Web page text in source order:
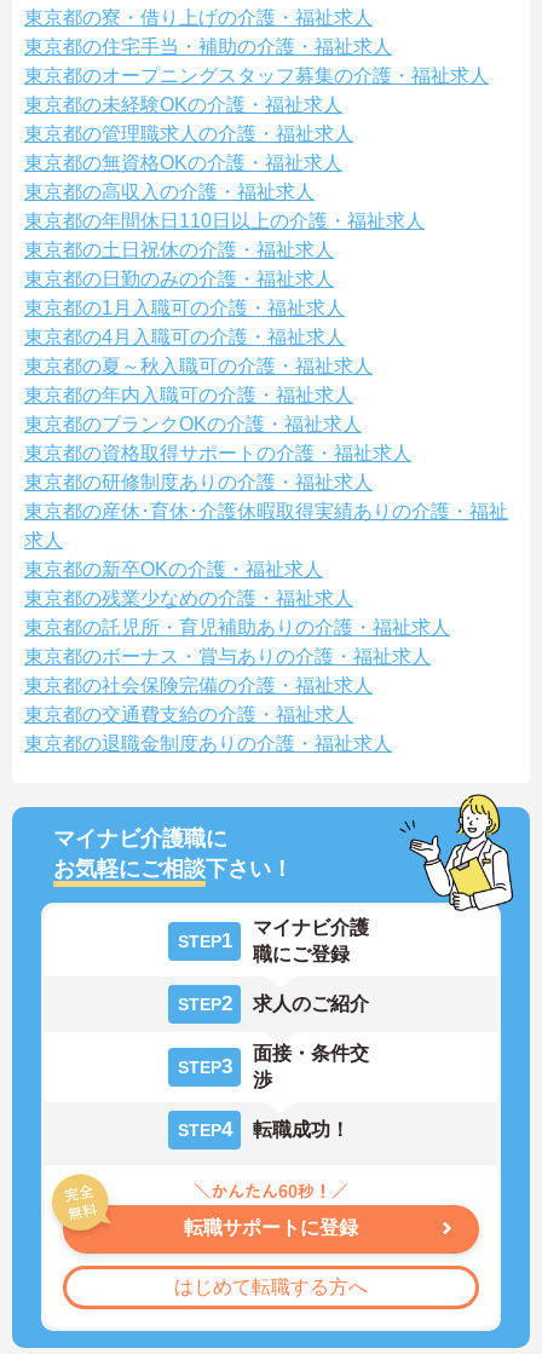
東京都の寮・借り上げの介護・福祉求人
東京都の住宅手当・補助の介護・福祉求人
東京都のオープニングスタッフ募集の介護・福祉求人
東京都の未経験OKの介護・福祉求人
東京都の管理職求人の介護・福祉求人
東京都の無資格OKの介護・福祉求人
東京都の高収入の介護・福祉求人
東京都の年間休日110日以上の介護・福祉求人
東京都の土日祝休の介護・福祉求人
東京都の日勤のみの介護・福祉求人
東京都の1月入職可の介護・福祉求人
東京都の4月入職可の介護・福祉求人
東京都の夏～秋入職可の介護・福祉求人
東京都の年内入職可の介護・福祉求人
東京都のブランクOKの介護・福祉求人
東京都の資格取得サポートの介護・福祉求人
東京都の研修制度ありの介護・福祉求人
東京都の産休･育休･介護休暇取得実績ありの介護・福祉
求人
東京都の新卒OKの介護・福祉求人
東京都の残業少なめの介護・福祉求人
東京都の託児所・育児補助ありの介護・福祉求人
東京都のボーナス・賞与ありの介護・福祉求人
東京都の社会保険完備の介護・福祉求人
東京都の交通費支給の介護・福祉求人
東京都の退職金制度ありの介護・福祉求人
マイナビ介護職に
お気軽にご相談下さい！
STEP1
マイナビ介護
職にご登録
STEP2 求人のご紹介
STEP3
面接・条件交
渉
STEP4 転職成功！
転職サポートに登録
はじめて転職する方へ